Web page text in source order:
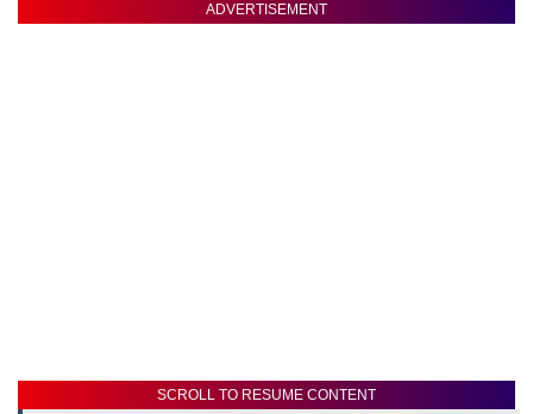
ADVERTISEMENT
SCROLL TO RESUME CONTENT